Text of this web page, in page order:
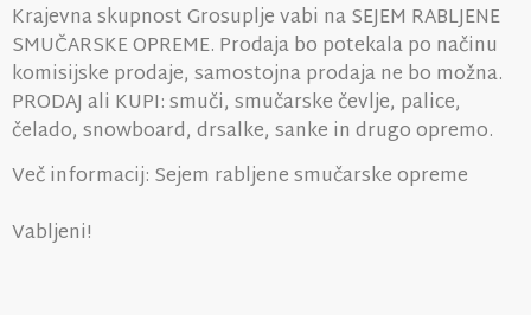
Krajevna skupnost Grosuplje vabi na SEJEM RABLJENE
SMUČARSKE OPREME. Prodaja bo potekala po načinu
komisijske prodaje, samostojna prodaja ne bo možna.
PRODAJ ali KUPI: smuči, smučarske čevlje, palice,
čelado, snowboard, drsalke, sanke in drugo opremo.
Več informacij: Sejem rabljene smučarske opreme
Vabljeni!